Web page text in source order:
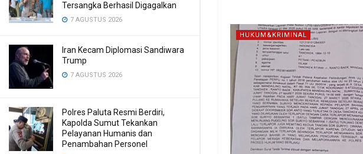
Tersangka Berhasil Digagalkan
7 AGUSTUS 2026
Iran Kecam Diplomasi Sandiwara
Trump
7 AGUSTUS 2026
Polres Paluta Resmi Berdiri,
Kapolda Sumut Tekankan
Pelayanan Humanis dan
Penambahan Personel
HUKUM&KRIMINAL